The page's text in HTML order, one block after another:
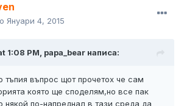
Януари 4, 2015
1:08 PM, papa_bear написа:
тъпия въпрос щот прочетох че сам
която ще споделям,но все пак
по-напреднал в тази среда да